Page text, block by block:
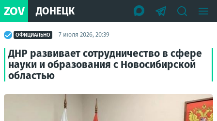
ZOV ДОНЕЦК
ОФИЦИАЛЬНО 7 июля 2026, 20:39
ДНР развивает сотрудничество в сфере
науки и образования с Новосибирской
областью